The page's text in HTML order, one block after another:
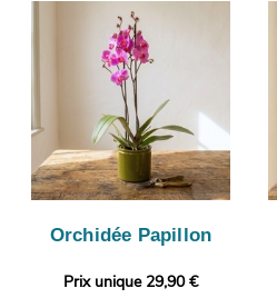
Orchidée Papillon
Prix unique 29,90 €